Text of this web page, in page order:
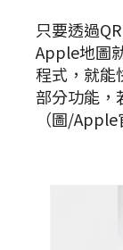
只要透過
Apple地圖
程式，就能
部分功能，
（圖/Apple